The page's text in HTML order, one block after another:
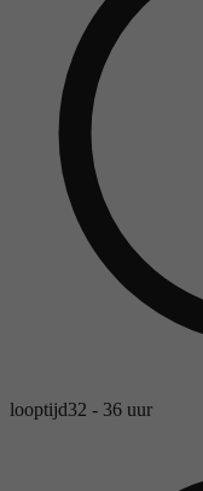
looptijd32 - 36 uur